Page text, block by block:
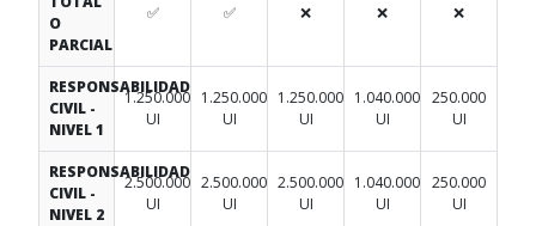
O
PARCIAL
✅ ✅ ❌ ❌ ❌
RESPONSABILIDAD
CIVIL -
NIVEL 1
1.250.000
UI
1.250.000
UI
1.250.000
UI
1.040.000
UI
250.000
UI
RESPONSABILIDAD
CIVIL -
NIVEL 2
2.500.000
UI
2.500.000
UI
2.500.000
UI
1.040.000
UI
250.000
UI